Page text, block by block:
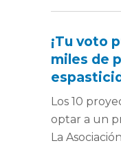
¡Tu voto
miles de
Los 10
optar a un
La